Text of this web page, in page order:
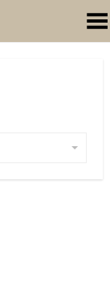
Toggle Menu